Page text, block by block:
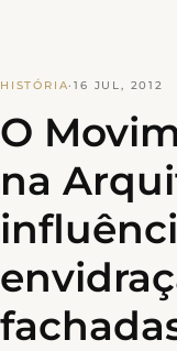
HISTÓRIA·16 JUL, 2012
O
na